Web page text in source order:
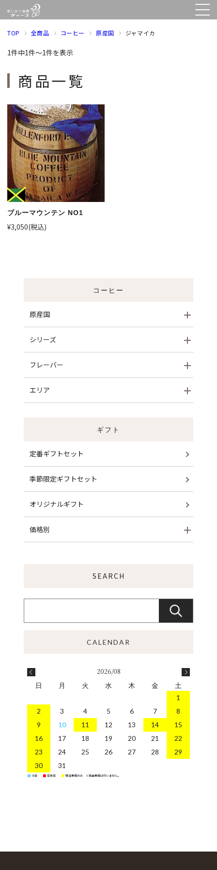
TOP 全商品 コーヒー 原産国 ジャマイカ
1件中1件～1件を表示
商品一覧
ブルーマウンテン NO1
¥3,050(税込)
コーヒー
原産国
シリーズ
フレーバー
エリア
ギフト
定番ギフトセット
季節限定ギフトセット
オリジナルギフト
価格別
2026/08
日 月 火 水 木 金
土
1
2
3 4 5 6 7
8
9
10 11 12 13 14
15
16
17 18 19 20 21
22
23
24 25 26 27 28
29
30
31
■ 今日 ■ 定休日 ■ 受注業務のみ ※発送業務は行いません。